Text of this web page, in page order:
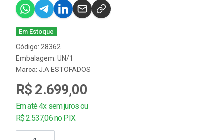
Em Estoque
Código: 28362
Embalagem: UN/1
Marca: J.A ESTOFADOS
R$ 2.699,00
Em até 4x sem juros ou
R$ 2.537,06 no PIX